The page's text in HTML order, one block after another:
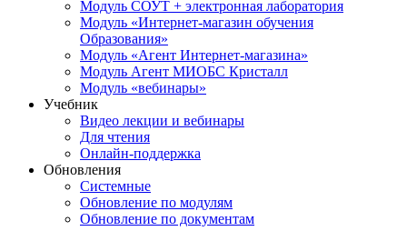
Модуль СОУТ + электронная лаборатория
Модуль «Интернет-магазин обучения
Образования»
Модуль «Агент Интернет-магазина»
Модуль Агент МИОБС Кристалл
Модуль «вебинары»
Учебник
Видео лекции и вебинары
Для чтения
Онлайн-поддержка
Обновления
Системные
Обновление по модулям
Обновление по документам